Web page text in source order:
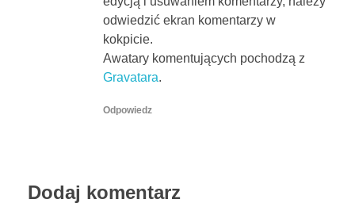
odwiedzić ekran komentarzy w
kokpicie.
Awatary komentujących pochodzą z
Gravatara.
Odpowiedz
Dodaj komentarz